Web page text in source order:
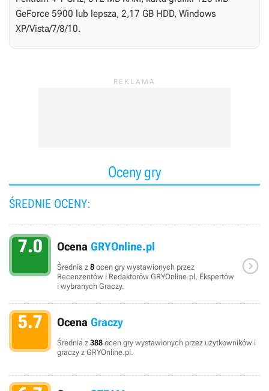
GeForce 5900 lub lepsza, 2,17 GB HDD, Windows
XP/Vista/7/8/10.
Oceny gry
ŚREDNIE OCENY:
7.0 Ocena GRYOnline.pl
Średnia z 8 ocen gry wystawionych przez
Recenzentów i Redaktorów GRYOnline.pl, Ekspertów
i wybranych Graczy.

5.7 Ocena Graczy
Średnia z 388 ocen gry wystawionych przez użytkowników i
graczy z GRYOnline.pl.